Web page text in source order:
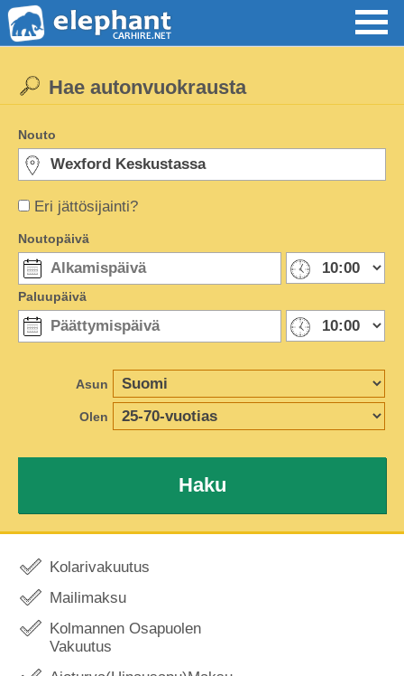
Eri jättösijainti?
Hae autonvuokrausta
Nouto
Noutopäivä
Paluupäivä
Asun
Olen
Haku
Kolarivakuutus
Mailimaksu
Kolmannen Osapuolen
Vakuutus